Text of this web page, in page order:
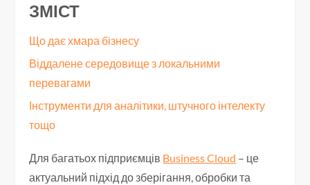
ЗМІСТ
Що дає хмара бізнесу
Віддалене середовище з локальними
перевагами
Інструменти для аналітики, штучного інтелекту
тощо
Для багатьох підприємців Business Cloud – це
актуальний підхід до зберігання, обробки та